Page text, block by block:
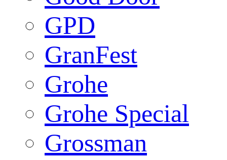
GPD
GranFest
Grohe
Grohe Special
Grossman